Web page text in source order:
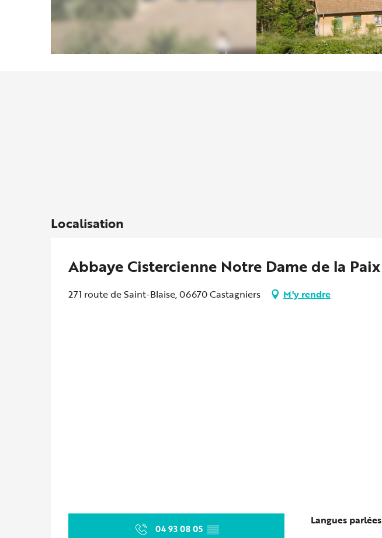
Localisation
Abbaye Cistercienne Notre Dame de la Paix
271 route de Saint-Blaise, 06670 Castagniers M'y rendre
04 93 08 05 ▒▒
Langues parlées
Langues parlées